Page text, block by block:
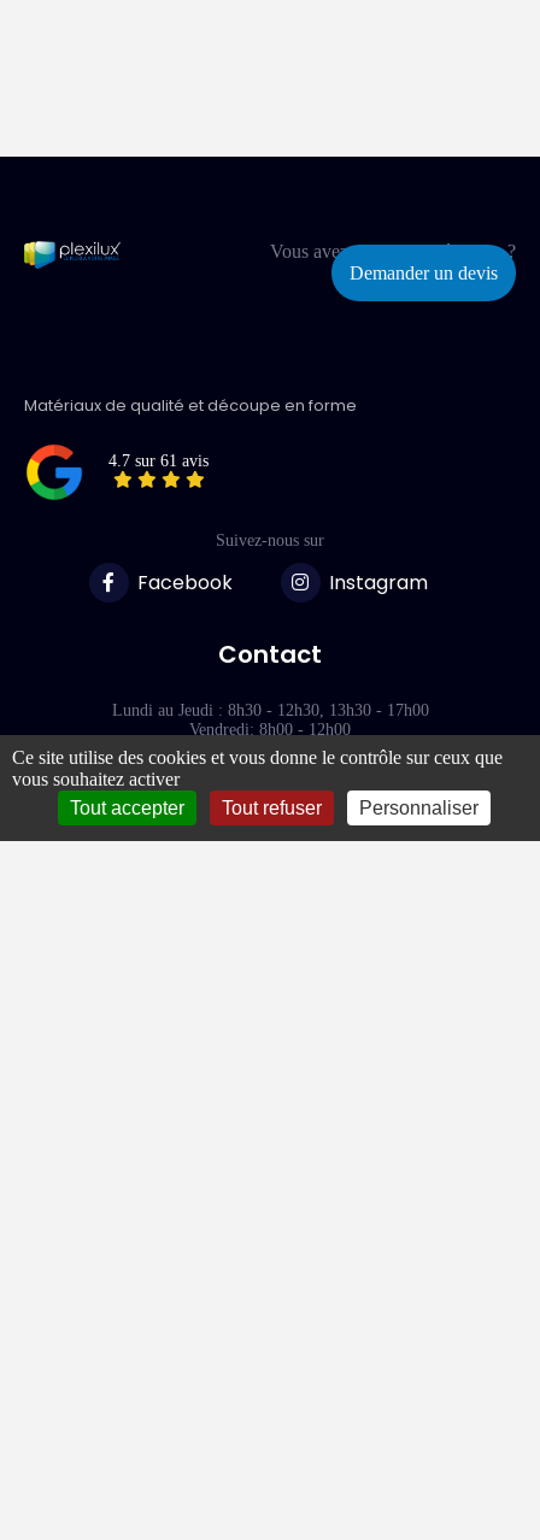
Vous avez un projet spécifique ?
Demander un devis
Matériaux de qualité et découpe en forme
4.7 sur 61 avis
Suivez-nous sur
Facebook Instagram
Contact
Lundi au Jeudi : 8h30 - 12h30, 13h30 - 17h00
Vendredi: 8h00 - 12h00
77000 - VAUX-LE-PÉNIL
Ce site utilise des cookies et vous donne le contrôle sur ceux que
vous souhaitez activer
Tout accepter
Tout refuser Personnaliser